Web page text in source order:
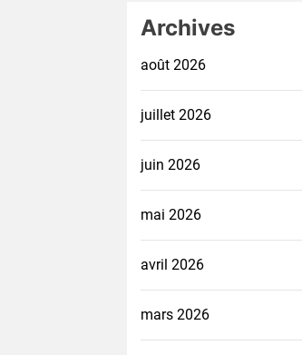
Archives
août 2026
juillet 2026
juin 2026
mai 2026
avril 2026
mars 2026